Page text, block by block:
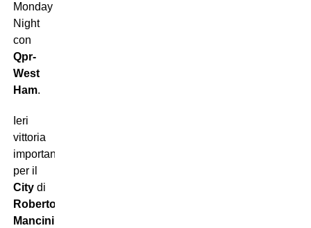
Monday
Night
con
Qpr-
West
Ham.
Ieri
vittoria
importantissima
per il
Citydi
Roberto
Mancini.